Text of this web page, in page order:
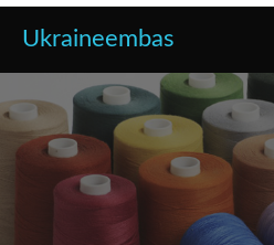
Перейти
Ukraineembas